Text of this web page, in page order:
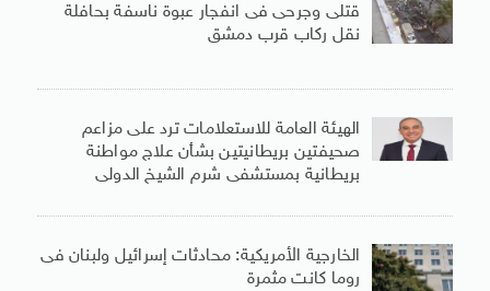
قتلى وجرحى فى انفجار عبوة ناسفة بحافلة
نقل ركاب قرب دمشق
الهيئة العامة للاستعلامات ترد على مزاعم
صحيفتين بريطانيتين بشأن علاج مواطنة
بريطانية بمستشفى شرم الشيخ الدولى
الخارجية الأمريكية: محادثات إسرائيل ولبنان فى
روما كانت مثمرة